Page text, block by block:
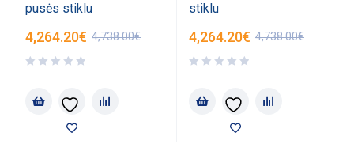
pusės stiklu
4,738.00€
4,264.20€
stiklu
4,738.00€
4,264.20€